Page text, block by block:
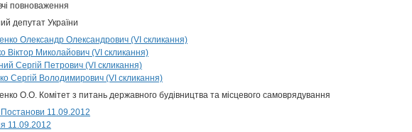
повноваження
депутат України
Олександр Олександрович (VI скликання)
Віктор Миколайович (VI скликання)
Сергій Петрович (VI скликання)
Сергій Володимирович (VI скликання)
О.О. Комітет з питань державного будівництва та місцевого самоврядування
11.09.2012
11.09.2012